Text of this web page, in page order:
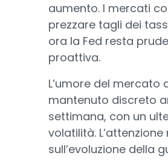
aumento. I mercati
prezzare tagli dei
ora la Fed resta
proattiva.
L’umore del mercato
mantenuto discreto
settimana, con un
volatilità.
sull’evoluzione della